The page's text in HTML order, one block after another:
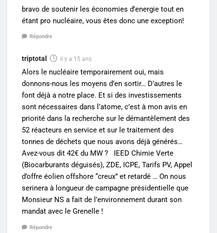
bravo de soutenir les économies d’energie tout en
étant pro nucléaire, vous êtes donc une exception!
Répondre
triptotal il y a 15 ans
Alors le nucléaire temporairement oui, mais
donnons-nous les moyens d’en sortir… D’autres le
font déjà a notre place. Et si des investissements
sont nécessaires dans l’atome, c’est à mon avis en
priorité dans la recherche sur le démantèlement des
52 réacteurs en service et sur le traitement des
tonnes de déchets que nous avons déjà générés…
Avez-vous dit 42€ du MW ? IEED Chimie Verte
(Biocarburants déguisés), ZDE, ICPE, Tarifs PV, Appel
d’offre éolien offshore “creux” et retardé … On nous
serinera à longueur de campagne présidentielle que
Monsieur NS a fait de l’environnement durant son
mandat avec le Grenelle !
Répondre